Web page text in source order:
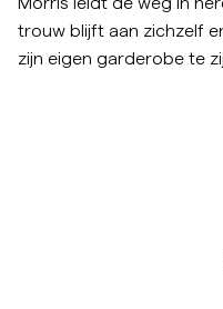
trouw blijft aan zichzelf
zijn eigen garderobe te